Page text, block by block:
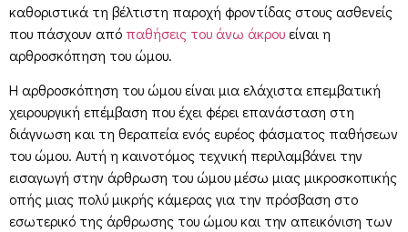
καθοριστικά τη βέλτιστη παροχή φροντίδας στους ασθενείς
που πάσχουν από παθήσεις του άνω άκρουείναι η
αρθροσκόπηση του ώμου.
Η αρθροσκόπηση του ώμου είναι μια ελάχιστα επεμβατική
χειρουργική επέμβαση που έχει φέρει επανάσταση στη
διάγνωση και τη θεραπεία ενός ευρέος φάσματος παθήσεων
του ώμου. Αυτή η καινοτόμος τεχνική περιλαμβάνει την
εισαγωγή στην άρθρωση του ώμου μέσω μιας μικροσκοπικής
οπής μιας πολύ μικρής κάμερας για την πρόσβαση στο
εσωτερικό της άρθρωσης του ώμου και την απεικόνιση των